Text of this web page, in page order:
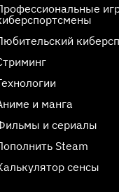
и манга
и сериалы
Steam
сенсы